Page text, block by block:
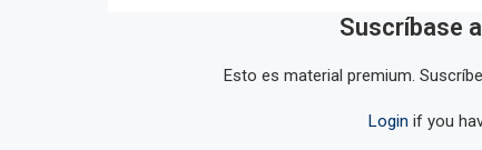
Suscríbase
Esto es material premium.
Login if you